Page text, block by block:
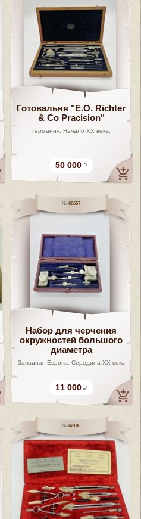
Готовальня "E.O. Richter
& Co Pracision"
Германия. Начало XX века.
50 000
68657
Набор для черчения
окружностей большого
диаметра
Западная Европа. Середина XX века
11 000
62106